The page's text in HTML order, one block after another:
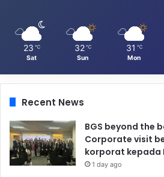
23 ℃
Sat
32 ℃
Sun
31 ℃
Mon
Recent News
BGS beyond the
Corporate visit
korporat kepada
1 day ago